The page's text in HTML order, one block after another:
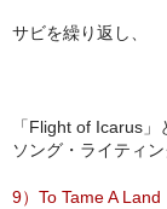
サビを繰り返し、
「Flight of Icarus
ソング・ライティ
9）To Tame A Land